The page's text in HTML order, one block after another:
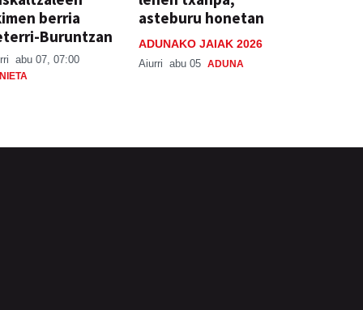
berria
Buruntzan
abu 07, 07:00
asteburu honetan
ADUNAKO JAIAK 2026
Aiurri abu 05 ADUNA